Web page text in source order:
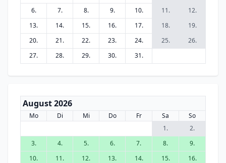
6.
7. 8. 9. 10. 11.
12.
13.
14. 15. 16. 17. 18.
19.
20.
21. 22. 23. 24. 25.
26.
27.
28. 29. 30. 31.
August 2026
Mo Di Mi Do Fr Sa
So
1.
2.
3.
4. 5. 6. 7. 8.
9.
10.
11. 12. 13. 14. 15.
16.